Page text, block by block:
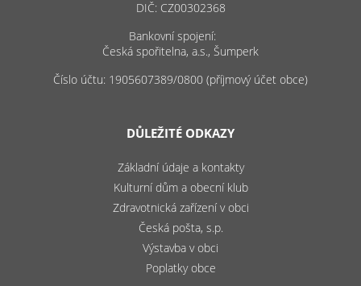
DIČ: CZ00302368
Bankovní spojení:
Česká spořitelna, a.s., Šumperk
Číslo účtu: 1905607389/0800 (příjmový účet obce)
DŮLEŽITÉ ODKAZY
Základní údaje a kontakty
Kulturní dům a obecní klub
Zdravotnická zařízení v obci
Česká pošta, s.p.
Výstavba v obci
Poplatky obce